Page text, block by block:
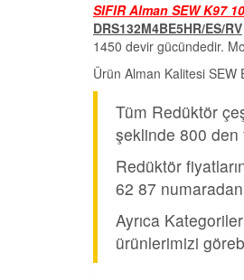
SIFIR Alman SEW K97
DRS132M4BE5HR/ES/RV
1450 devir gücündedir.
Ürün Alman Kalitesi SEW
Tüm Redüktör
şeklinde 800
Redüktör
62 87
Ayrıca
ürünlerimizi